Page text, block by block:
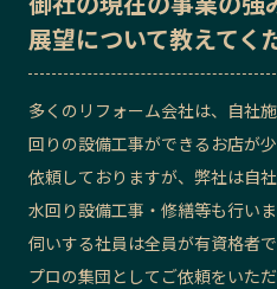
展望について教えてく
多くのリフォーム会社は、自社
回りの設備工事ができるお店が
依頼しておりますが、弊社は自
水回り設備工事・修繕等も行い
伺いする社員は全員が有資格者
プロの集団としてご依頼をいた